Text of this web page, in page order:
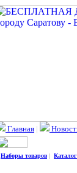
Главная |
Наборы товаров |